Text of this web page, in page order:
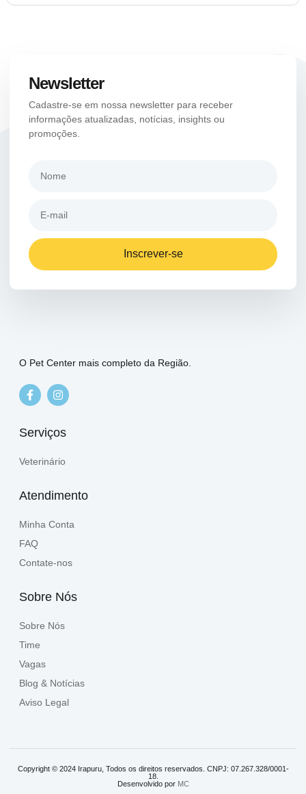
Newsletter
Cadastre-se em nossa newsletter para receber
informações atualizadas, notícias, insights ou
promoções.
Inscrever-se
O Pet Center mais completo da Região.
Serviços
Veterinário
Atendimento
Minha Conta
FAQ
Contate-nos
Sobre Nós
Sobre Nós
Time
Vagas
Blog & Notícias
Aviso Legal
Copyright © 2024 Irapuru, Todos os direitos reservados. CNPJ: 07.267.328/0001-
18.
Desenvolvido por MC